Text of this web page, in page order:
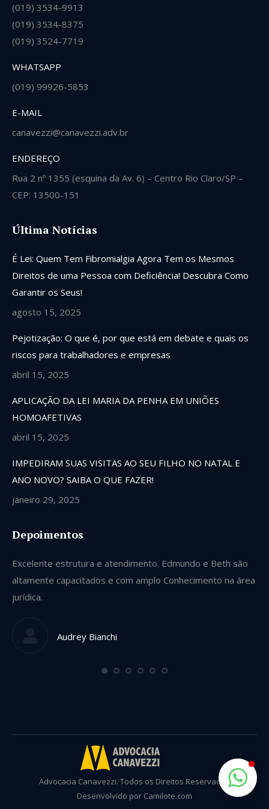
(019) 3534-9913
(019) 3534-8375
(019) 3524-7719
WHATSAPP
(019) 99926-5853
E-MAIL
canavezzi@canavezzi.adv.br
ENDEREÇO
Rua 2 nº 1355 (esquina da Av. 6) – Centro Rio Claro/SP –
CEP: 13500-151
Última Notícias
É Lei: Quem Tem Fibromialgia Agora Tem os Mesmos
Direitos de uma Pessoa com Deficiência! Descubra Como
Garantir os Seus!
agosto 15, 2025
Pejotização: O que é, por que está em debate e quais os
riscos para trabalhadores e empresas
abril 15, 2025
APLICAÇÃO DA LEI MARIA DA PENHA EM UNIÕES
HOMOAFETIVAS
abril 15, 2025
IMPEDIRAM SUAS VISITAS AO SEU FILHO NO NATAL E
ANO NOVO? SAIBA O QUE FAZER!
janeiro 29, 2025
Depoimentos
Excelente estrutura e atendimento. Edmundo e Beth são
altamente capacitados e com amplo Conhecimento na área
jurídica.
Audrey Bianchi
Advocacia Canavezzi. Todos os Direitos Reservados
Desenvolvido por Camilote.com